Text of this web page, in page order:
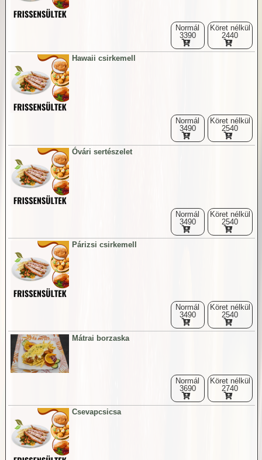
Normál
3390
Köret nélkül
2440
Hawaii csirkemell
Normál
3490
Köret nélkül
2540
Óvári sertészelet
Normál
3490
Köret nélkül
2540
Párizsi csirkemell
Normál
3490
Köret nélkül
2540
Mátrai borzaska
Normál
3690
Köret nélkül
2740
Csevapcsicsa